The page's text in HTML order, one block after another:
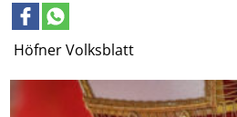
Höfner Volksblatt